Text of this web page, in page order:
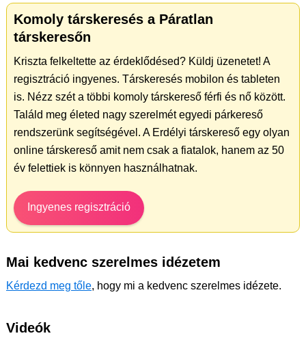
Komoly társkeresés a Páratlan
társkeresőn
Kriszta felkeltette az érdeklődésed? Küldj üzenetet! A
regisztráció ingyenes. Társkeresés mobilon és tableten
is. Nézz szét a többi komoly társkereső férfi és nő között.
Találd meg életed nagy szerelmét egyedi párkereső
rendszerünk segítségével. A Erdélyi társkereső egy olyan
online társkereső amit nem csak a fiatalok, hanem az 50
év felettiek is könnyen használhatnak.
Ingyenes regisztráció
Mai kedvenc szerelmes idézetem
Kérdezd meg tőle, hogy mi a kedvenc szerelmes idézete.
Videók